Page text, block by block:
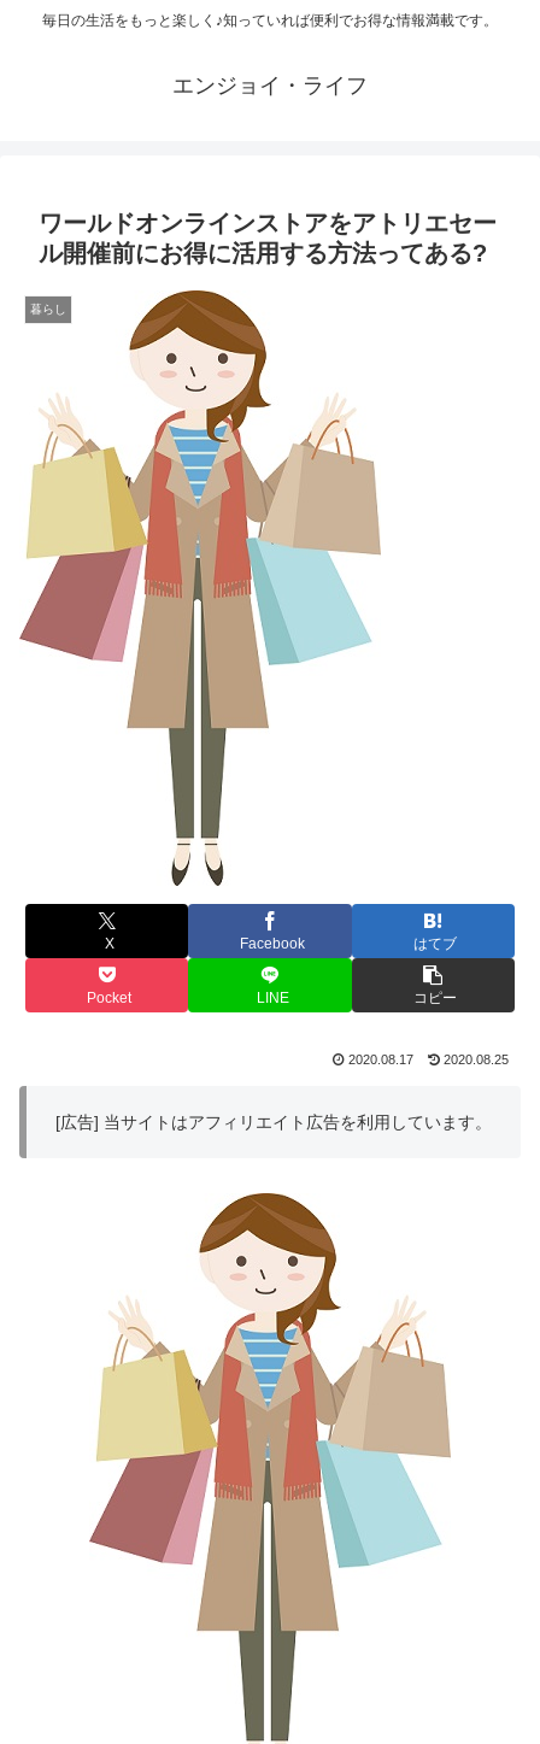
毎日の生活をもっと楽しく♪知っていれば便利でお得な情報満載です。
エンジョイ・ライフ
ワールドオンラインストアをアトリエセー
ル開催前にお得に活用する方法ってある?
暮らし
X Facebook はてブ
Pocket LINE コピー
2020.08.17 2020.08.25
[広告] 当サイトはアフィリエイト広告を利用しています。